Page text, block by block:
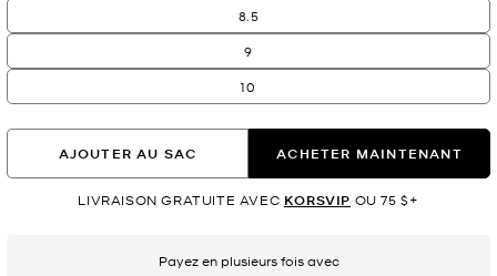
8.5
9
10
AJOUTER AU SAC ACHETER MAINTENANT
LIVRAISON GRATUITE AVEC KORSVIP OU 75 $+
Payez en plusieurs fois avec